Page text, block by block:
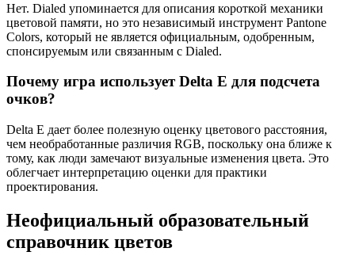
Нет. Dialed упоминается для описания короткой механики
цветовой памяти, но это независимый инструмент Pantone
Colors, который не является официальным, одобренным,
спонсируемым или связанным с Dialed.
Почему игра использует Delta E для подсчета
очков?
Delta E дает более полезную оценку цветового расстояния,
чем необработанные различия RGB, поскольку она ближе к
тому, как люди замечают визуальные изменения цвета. Это
облегчает интерпретацию оценки для практики
проектирования.
Неофициальный образовательный
справочник цветов